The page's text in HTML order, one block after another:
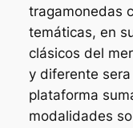
tragamonedas
temáticas, en
clásicos del
y diferente
plataforma
modalidades